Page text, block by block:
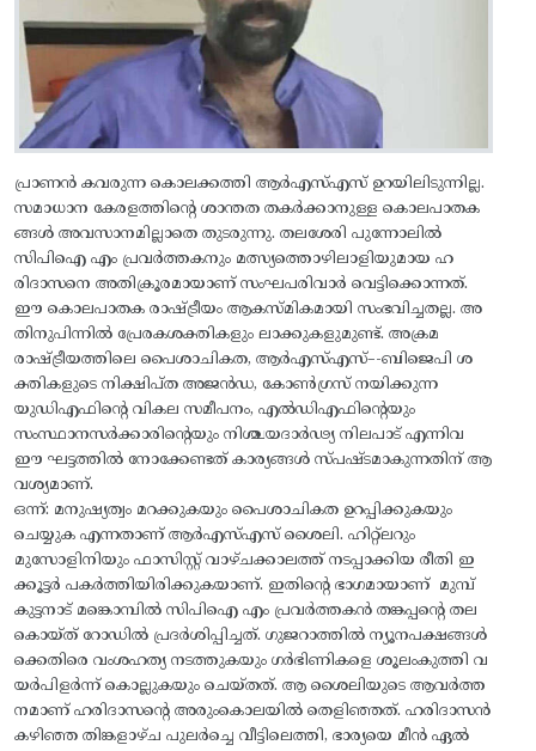
പ്രാണൻ കവരുന്ന കൊലക്കത്തി ആർഎസ്എസ് ഉറയിലിടുന്നില്ല.
സമാധാന കേരളത്തിന്റെ ശാന്തത തകർക്കാനുള്ള കൊലപാതക
ങ്ങൾ അവസാനമില്ലാതെ തുടരുന്നു. തലശേരി പുന്നോലിൽ
സിപിഐ എം പ്രവർത്തകനും മത്സ്യത്തൊഴിലാളിയുമായ ഹ
രിദാസനെ അതിക്രൂരമായാണ് സംഘപരിവാർ വെട്ടിക്കൊന്നത്.
ഈ കൊലപാതക രാഷ്‌ട്രീയം ആകസ്മികമായി സംഭവിച്ചതല്ല. അ
തിനുപിന്നിൽ പ്രേരകശക്തികളും ലാക്കുകളുമുണ്ട്. അക്രമ
രാഷ്ട്രീയത്തിലെ പൈശാചികത, ആർഎസ്എസ്–-ബിജെപി ശ
ക്തികളുടെ നിക്ഷിപ്ത അജൻഡ, കോൺഗ്രസ് നയിക്കുന്ന
യുഡിഎഫിന്റെ വികല സമീപനം, എൽഡിഎഫിന്റെയും
സംസ്ഥാനസർക്കാരിന്റെയും നിശ്ചയദാർഢ്യ നിലപാട്‌ എന്നിവ
ഈ ഘട്ടത്തിൽ നോക്കേണ്ടത് കാര്യങ്ങൾ സ്പഷ്ടമാകുന്നതിന് ആ
വശ്യമാണ്.
ഒന്ന്: മനുഷ്യത്വം മറക്കുകയും പൈശാചികത ഉറപ്പിക്കുകയും
ചെയ്യുക എന്നതാണ് ആർഎസ്എസ് ശൈലി. ഹിറ്റ്‌ലറും
മുസോളിനിയും ഫാസിസ്റ്റ് വാഴ്‌ചക്കാലത്ത് നടപ്പാക്കിയ രീതി ഇ
ക്കൂട്ടർ പകർത്തിയിരിക്കുകയാണ്. ഇതിന്റെ ഭാഗമായാണ്‌ മുമ്പ്
കുട്ടനാട് മങ്കൊമ്പിൽ സിപിഐ എം പ്രവർത്തകൻ തങ്കപ്പന്റെ തല
കൊയ്‌ത്‌ റോഡിൽ പ്രദർശിപ്പിച്ചത്. ഗുജറാത്തിൽ ന്യൂനപക്ഷങ്ങൾ
ക്കെതിരെ വംശഹത്യ നടത്തുകയും ഗർഭിണികളെ ശൂലംകുത്തി വ
യർപിളർന്ന് കൊല്ലുകയും ചെയ്തത്. ആ ശൈലിയുടെ ആവർത്ത
നമാണ് ഹരിദാസന്റെ അരുംകൊലയിൽ തെളിഞ്ഞത്. ഹരിദാസൻ
കഴിഞ്ഞ തിങ്കളാഴ്‌ച പുലർച്ചെ വീട്ടിലെത്തി, ഭാര്യയെ മീൻ ഏൽ